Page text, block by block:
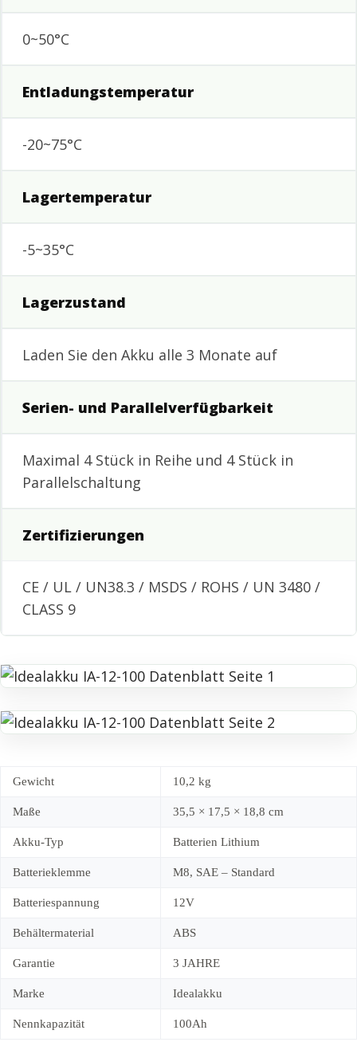
0~50°C
Entladungstemperatur
-20~75°C
Lagertemperatur
-5~35°C
Lagerzustand
Laden Sie den Akku alle 3 Monate auf
Serien- und Parallelverfügbarkeit
Maximal 4 Stück in Reihe und 4 Stück in
Parallelschaltung
Zertifizierungen
CE / UL / UN38.3 / MSDS / ROHS / UN 3480 /
CLASS 9
Gewicht 10,2 kg
Maße 35,5 × 17,5 × 18,8 cm
Akku-Typ Batterien Lithium
Batterieklemme M8, SAE – Standard
Batteriespannung 12V
Behältermaterial ABS
Garantie 3 JAHRE
Marke Idealakku
Nennkapazität 100Ah